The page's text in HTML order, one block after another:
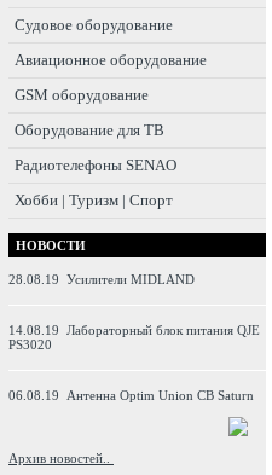
Судовое оборудование
Авиационное оборудование
GSM оборудование
Оборудование для ТВ
Радиотелефоны SENAO
Хобби | Туризм | Спорт
НОВОСТИ
28.08.19 Усилители MIDLAND
14.08.19 Лабораторный блок питания QJE
PS3020
06.08.19 Антенна Optim Union CB Saturn
Архив новостей..